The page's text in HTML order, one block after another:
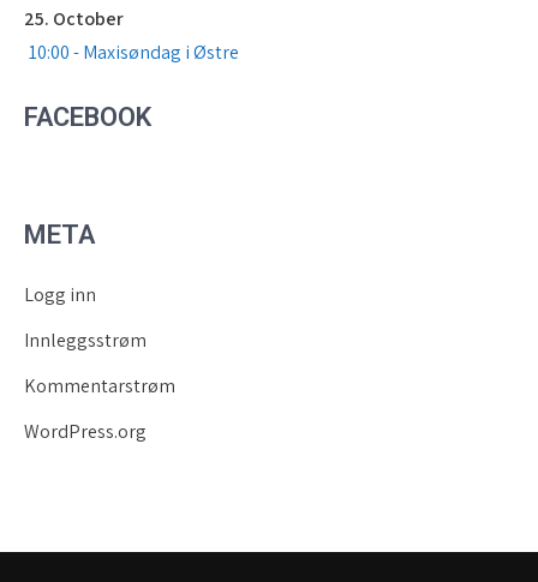
25. October
10:00 - Maxisøndag i Østre
FACEBOOK
META
Logg inn
Innleggsstrøm
Kommentarstrøm
WordPress.org